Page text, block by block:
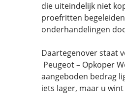
die uiteindelijk niet
proefritten
onderhandelingen
Daartegenover staat
Peugeot – Opkoper
aangeboden bedrag
iets lager, maar u